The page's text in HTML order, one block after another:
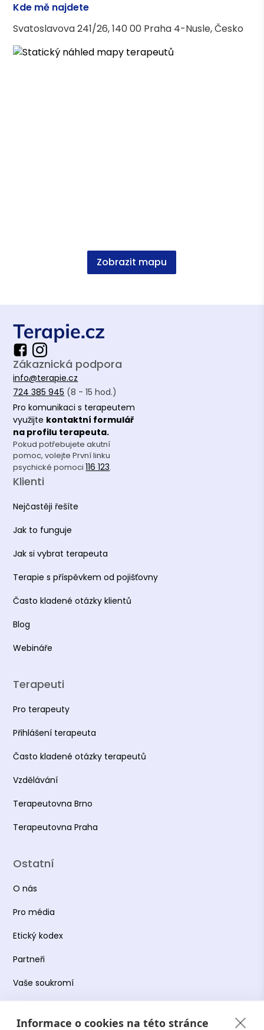
Informace o cookies na této stránce
Terapeutické kurzy
Základní krizová intervence (Remedium)
Vzdělání
Kde mě najdete
Svatoslavova 241/26, 140 00 Praha 4-Nusle, Česko
Zobrazit mapu
Zákaznická podpora
info@terapie.cz
724 385 945 (8 - 15 hod.)
Pro komunikaci s terapeutem
využijte kontaktní formulář
na profilu terapeuta.
Pokud potřebujete akutní
pomoc, volejte První linku
psychické pomoci116 123.
Klienti
Nejčastěji řešíte
Jak to funguje
Jak si vybrat terapeuta
Terapie s příspěvkem od pojišťovny
Často kladené otázky klientů
Blog
Webináře
Terapeuti
Pro terapeuty
Přihlášení terapeuta
Často kladené otázky terapeutů
Vzdělávání
Terapeutovna Brno
Terapeutovna Praha
Ostatní
O nás
Pro média
Etický kodex
Partneři
Vaše soukromí